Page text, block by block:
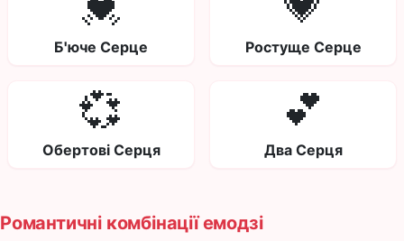
Б'юче Серце Ростуще Серце
💞
Обертові Серця
💕
Два Серця
Романтичні комбінації емодзі